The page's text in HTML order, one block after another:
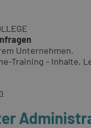
Unternehmen.
Training - Inhalte,